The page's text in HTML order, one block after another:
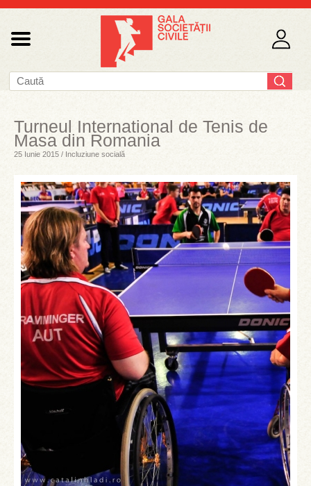
Turneul International de Tenis de
Masa din Romania
25 Iunie 2015 / Incluziune socială